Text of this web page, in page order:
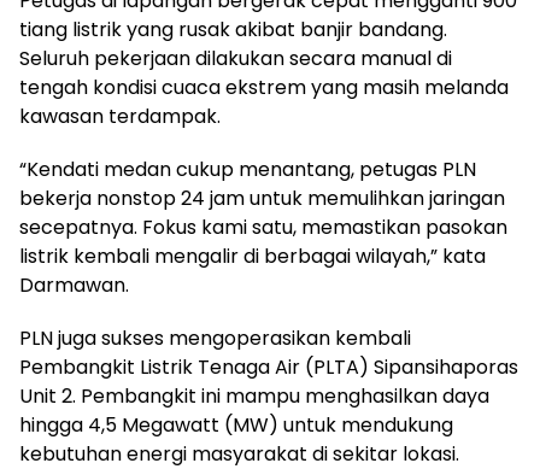
tiang listrik yang rusak akibat banjir bandang.
Seluruh pekerjaan dilakukan secara manual di
tengah kondisi cuaca ekstrem yang masih melanda
kawasan terdampak.
“Kendati medan cukup menantang, petugas PLN
bekerja nonstop 24 jam untuk memulihkan jaringan
secepatnya. Fokus kami satu, memastikan pasokan
listrik kembali mengalir di berbagai wilayah,” kata
Darmawan.
PLN juga sukses mengoperasikan kembali
Pembangkit Listrik Tenaga Air (PLTA) Sipansihaporas
Unit 2. Pembangkit ini mampu menghasilkan daya
hingga 4,5 Megawatt (MW) untuk mendukung
kebutuhan energi masyarakat di sekitar lokasi.